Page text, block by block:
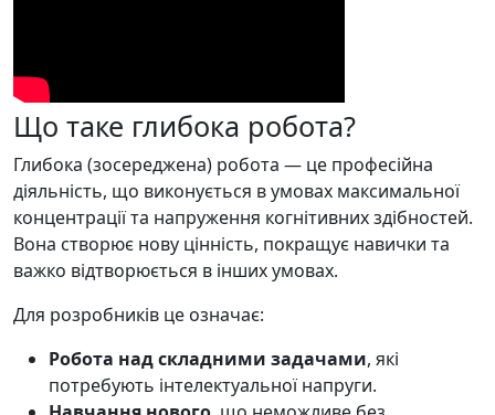
Що таке глибока робота?
Глибока (зосереджена) робота — це професійна
діяльність, що виконується в умовах максимальної
концентрації та напруження когнітивних здібностей.
Вона створює нову цінність, покращує навички та
важко відтворюється в інших умовах.
Для розробників це означає:
Робота над складними задачами, які
потребують інтелектуальної напруги.